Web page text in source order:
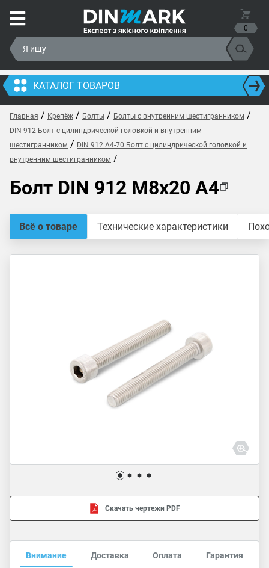
0
КАТАЛОГ ТОВАРОВ
Главная / Крепёж / Болты / Болты с внутренним шестигранником /
DIN 912 Болт с цилиндрической головкой и внутренним
шестигранником / DIN 912 A4-70 Болт с цилиндрической головкой и
внутренним шестигранником /
Болт DIN 912 M8x20 A4
Всё о товаре Технические характеристики
Скачать чертежи PDF
Внимание Доставка Оплата Гарантия